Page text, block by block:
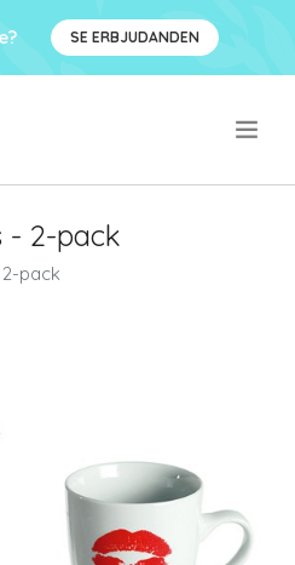
SE ERBJUDANDEN
- 2-pack
pack